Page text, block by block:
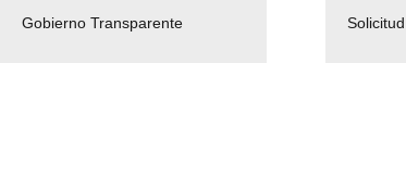
Gobierno Transparente Pago Proveedores